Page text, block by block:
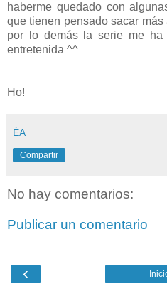
haberme quedado con
que tienen pensado sacar
por lo demás la serie me ha
entretenida ^^
Ho!
ÉA
Compartir
No hay comentarios:
Publicar un comentario
‹